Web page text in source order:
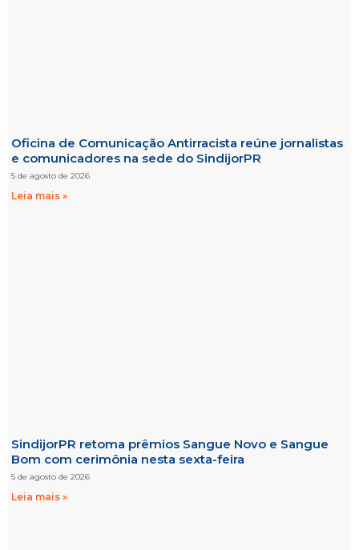
Oficina de Comunicação Antirracista reúne jornalistas
e comunicadores na sede do SindijorPR
5 de agosto de 2026
Leia mais »
SindijorPR retoma prêmios Sangue Novo e Sangue
Bom com cerimônia nesta sexta-feira
5 de agosto de 2026
Leia mais »